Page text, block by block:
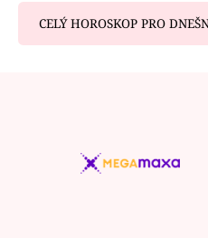
CELÝ HOROSKOP PRO